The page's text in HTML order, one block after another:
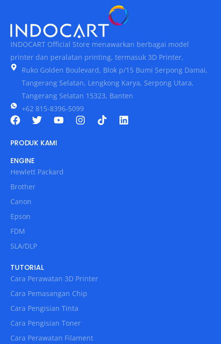
INDOCART Official Store menawarkan berbagai model
printer dan peralatan printing, termasuk 3D Printer.
Ruko Golden Boulevard, Blok p/15 Bumi Serpong Damai,
Tangerang Selatan, Lengkong Karya, Serpong Utara,
Tangerang Selatan 15323, Banten
+62 815-8396-5099
PRODUK KAMI
ENGINE
Hewlett Packard
Brother
Canon
Epson
FDM
SLA/DLP
TUTORIAL
Cara Perawatan 3D Printer
Cara Pemasangan Chip
Cara Pengisian Tinta
Cara Pengisian Toner
Cara Perawatan Filament